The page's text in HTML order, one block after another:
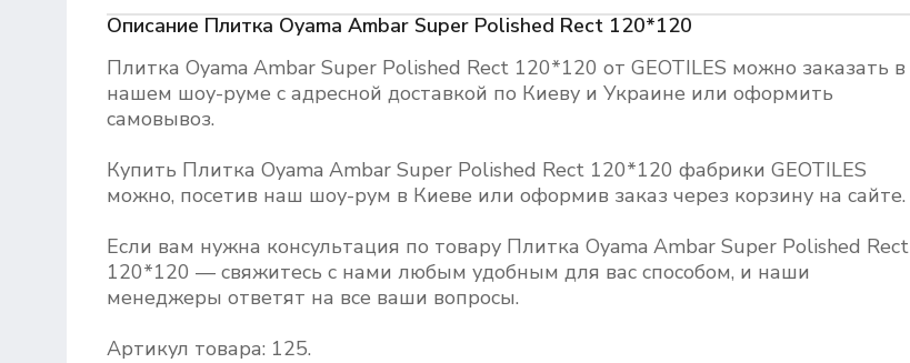
Описание Плитка Oyama Ambar Super Polished Rect 120*120
Плитка Oyama Ambar Super Polished Rect 120*120 от GEOTILES можно заказать в
нашем шоу-руме с адресной доставкой по Киеву и Украине или оформить
самовывоз.
Купить Плитка Oyama Ambar Super Polished Rect 120*120 фабрики GEOTILES
можно, посетив наш шоу-рум в Киеве или оформив заказ через корзину на сайте.
Если вам нужна консультация по товару Плитка Oyama Ambar Super Polished Rect
120*120 — свяжитесь с нами любым удобным для вас способом, и наши
менеджеры ответят на все ваши вопросы.
Артикул товара: 125.